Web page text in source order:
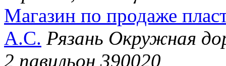
Магазин по продаже
А.С. Рязань Окружная
2 павильон 390020